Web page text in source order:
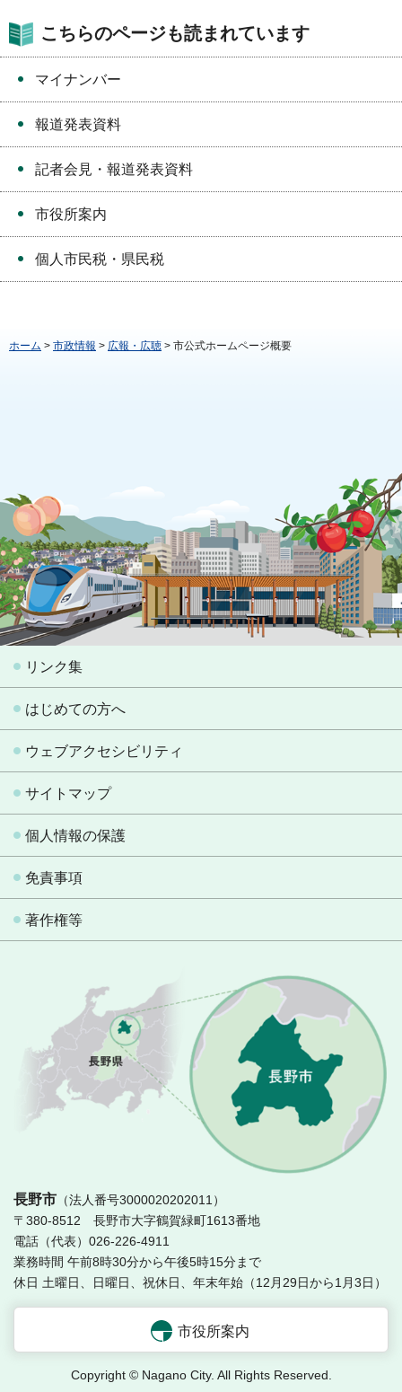
こちらのページも読まれています
マイナンバー
報道発表資料
記者会見・報道発表資料
市役所案内
個人市民税・県民税
ホーム > 市政情報 > 広報・広聴 > 市公式ホームページ概要
リンク集
はじめての方へ
ウェブアクセシビリティ
サイトマップ
個人情報の保護
免責事項
著作権等
長野市 （法人番号3000020202011）
〒380-8512 長野市大字鶴賀緑町1613番地
電話（代表）026-226-4911
業務時間 午前8時30分から午後5時15分まで
休日 土曜日、日曜日、祝休日、年末年始（12月29日から1月3日）
市役所案内
Copyright © Nagano City. All Rights Reserved.